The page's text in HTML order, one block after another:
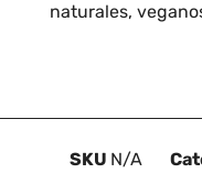
naturales,
SKU N/A